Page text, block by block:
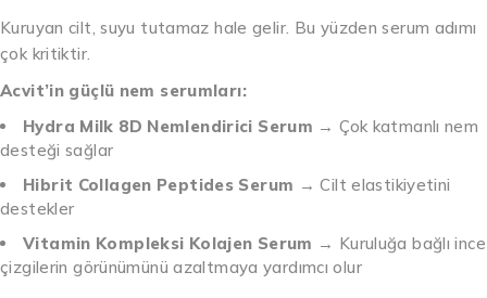
Kuruyan cilt, suyu tutamaz hale gelir. Bu yüzden serum adımı
çok kritiktir.
Acvit’in güçlü nem serumları:
Hydra Milk 8D Nemlendirici Serum → Çok katmanlı nem
desteği sağlar
Hibrit Collagen Peptides Serum → Cilt elastikiyetini
destekler
Vitamin Kompleksi Kolajen Serum → Kuruluğa bağlı ince
çizgilerin görünümünü azaltmaya yardımcı olur